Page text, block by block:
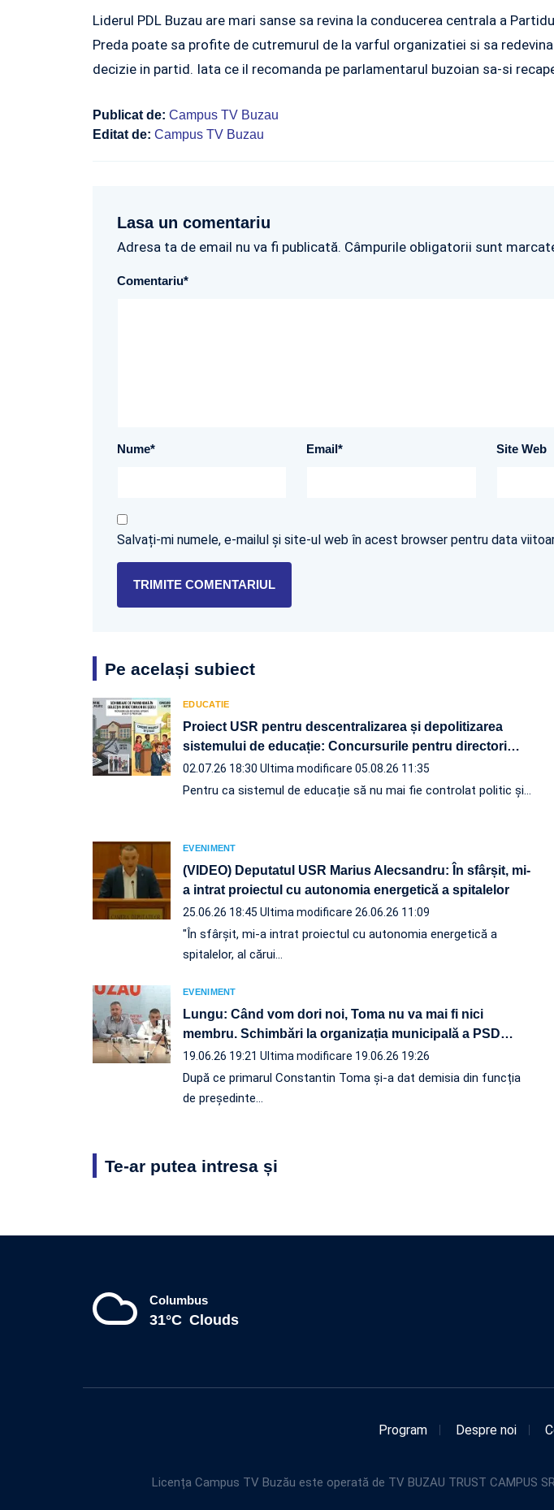
Liderul PDL Buzau are mari sanse sa revina la conducerea centrala a
Preda poate sa profite de cutremurul de la varful organizatiei si sa
decizie in partid. Iata ce il recomanda pe parlamentarul buzoian sa-si
Publicat de: Campus TV Buzau
Editat de: Campus TV Buzau
Lasa un comentariu
Adresa ta de email nu va fi publicată. Câmpurile obligatorii sunt
Comentariu*
Nume* Email* Site Web
Salvați-mi numele, e-mailul și site-ul web în acest browser pentru data
Pe același subiect
EDUCATIE
Proiect USR pentru descentralizarea și depolitizarea
sistemului de educație: Concursurile pentru directori…
02.07.26 18:30 Ultima modificare 05.08.26 11:35
Pentru ca sistemul de educație să nu mai fie controlat politic și…
EVENIMENT
(VIDEO) Deputatul USR Marius Alecsandru: În sfârșit, mi-
a intrat proiectul cu autonomia energetică a spitalelor
25.06.26 18:45 Ultima modificare 26.06.26 11:09
"În sfârșit, mi-a intrat proiectul cu autonomia energetică a
spitalelor, al cărui…
EVENIMENT
Lungu: Când vom dori noi, Toma nu va mai fi nici
membru. Schimbări la organizația municipală a PSD…
19.06.26 19:21 Ultima modificare 19.06.26 19:26
După ce primarul Constantin Toma și-a dat demisia din funcția
de președinte…
Te-ar putea intresa și
Columbus
31°C Clouds
Program Despre noi
Licența Campus TV Buzău este operată de TV BUZAU TRUST CAMPUS